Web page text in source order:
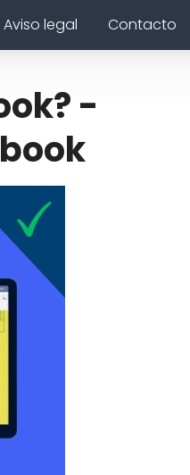
Aviso legal Contacto
-